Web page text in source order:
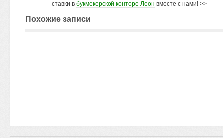
ставки в букмекерской конторе Леон вместе с нами! >>
Похожие записи